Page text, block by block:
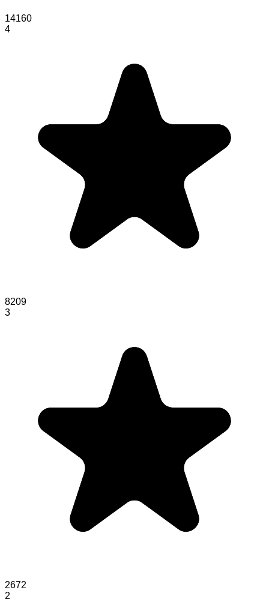
14160
4
8209
3
2672
2